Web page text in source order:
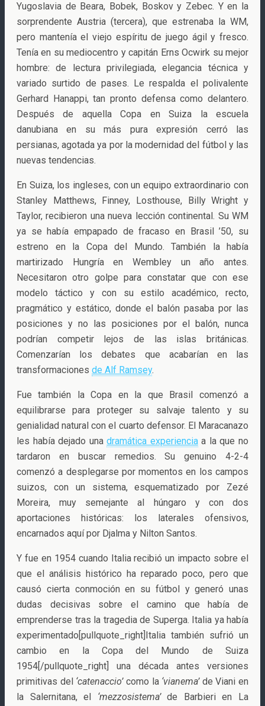
Yugoslavia de Beara, Bobek, Boskov y Zebec. Y en la
sorprendente Austria (tercera), que estrenaba la WM,
pero mantenía el viejo espíritu de juego ágil y fresco.
Tenía en su mediocentro y capitán Erns Ocwirk su mejor
hombre: de lectura privilegiada, elegancia técnica y
variado surtido de pases. Le respalda el polivalente
Gerhard Hanappi, tan pronto defensa como delantero.
Después de aquella Copa en Suiza la escuela
danubiana en su más pura expresión cerró las
persianas, agotada ya por la modernidad del fútbol y las
nuevas tendencias.
En Suiza, los ingleses, con un equipo extraordinario con
Stanley Matthews, Finney, Losthouse, Billy Wright y
Taylor, recibieron una nueva lección continental. Su WM
ya se había empapado de fracaso en Brasil ’50, su
estreno en la Copa del Mundo. También la había
martirizado Hungría en Wembley un año antes.
Necesitaron otro golpe para constatar que con ese
modelo táctico y con su estilo académico, recto,
pragmático y estático, donde el balón pasaba por las
posiciones y no las posiciones por el balón, nunca
podrían competir lejos de las islas británicas.
Comenzarían los debates que acabarían en las
transformaciones de Alf Ramsey.
Fue también la Copa en la que Brasil comenzó a
equilibrarse para proteger su salvaje talento y su
genialidad natural con el cuarto defensor. El Maracanazo
les había dejado unadramática experienciaa la que no
tardaron en buscar remedios. Su genuino 4-2-4
comenzó a desplegarse por momentos en los campos
suizos, con un sistema, esquematizado por Zezé
Moreira, muy semejante al húngaro y con dos
aportaciones históricas: los laterales ofensivos,
encarnados aquí por Djalma y Nilton Santos.
Y fue en 1954 cuando Italia recibió un impacto sobre el
que el análisis histórico ha reparado poco, pero que
causó cierta conmoción en su fútbol y generó unas
dudas decisivas sobre el camino que había de
emprenderse tras la tragedia de Superga. Italia ya había
experimentado[pullquote_right]Italia también sufrió un
cambio en la Copa del Mundo de Suiza
1954[/pullquote_right] una década antes versiones
primitivas del ‘catenaccio’como la ‘vianema’de Viani en
la Salernitana, el ‘mezzosistema’de Barbieri en La